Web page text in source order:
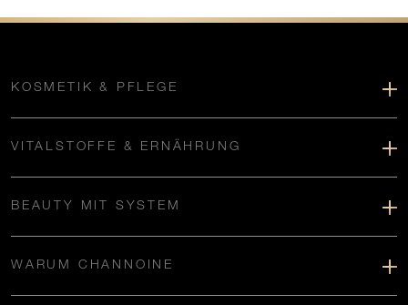
KOSMETIK & PFLEGE
VITALSTOFFE & ERNÄHRUNG
BEAUTY MIT SYSTEM
WARUM CHANNOINE